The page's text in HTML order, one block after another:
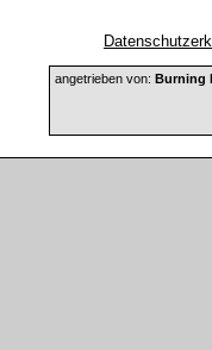
angetrieben von: Burning